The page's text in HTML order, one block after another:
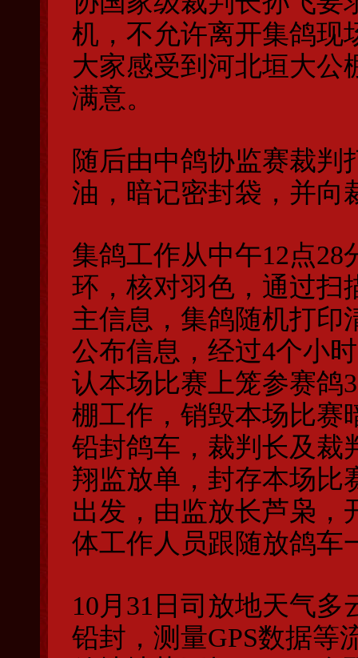
机，不允许离开集鸽现
大家感受到河北垣大公
满意。
随后由中鸽协监赛裁判
油，暗记密封袋，并向
集鸽工作从中午12点
环，核对羽色，通过扫
主信息，集鸽随机打印
公布信息，经过4个小
认本场比赛上笼参赛鸽
棚工作，销毁本场比赛
铅封鸽车，裁判长及裁
翔监放单，封存本场比
出发，由监放长芦枭，
体工作人员跟随放鸽车
10月31日司放地天气
铅封，测量GPS数据等